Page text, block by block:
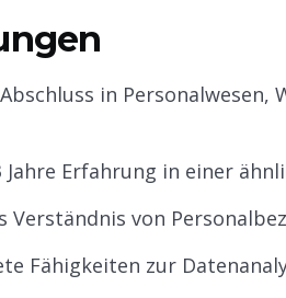
in
Jahre Erfahrung in einer
Verständnis von
Fähigkeiten zur